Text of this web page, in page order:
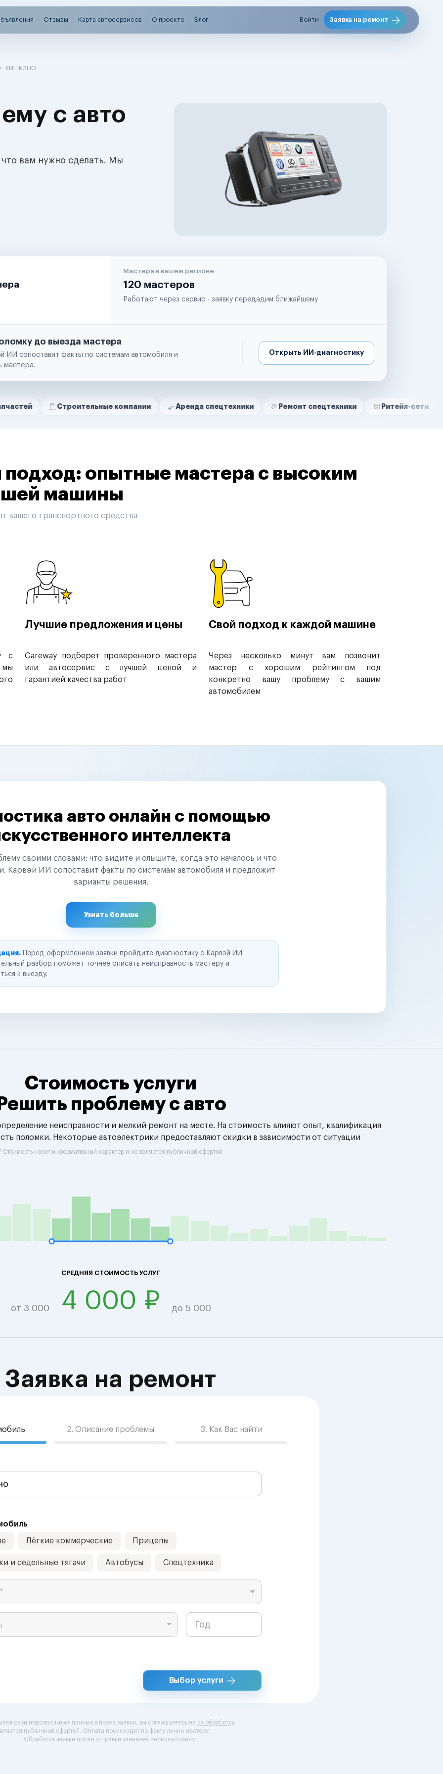
Отзывы Карта автосервисов О проекте Блог Войти Заявка на ремонт
КИШКИНО
с авто
вам нужно сделать. Мы
Мастера в вашем регионе
120 мастеров
Работают через сервис - заявку передадим ближайшему
до выезда мастера
ИИ сопоставит факты по системам автомобиля и
мастера.
Открыть ИИ-диагностику
Строительные компании Аренда спецтехники Ремонт спецтехники Ритейл-сети
опытные мастера с высоким
машины
вашего транспортного средства
с
мы
Лучшие предложения и цены
Careway подберет проверенного мастера
или автосервис с лучшей ценой и
гарантией качества работ
Свой подход к каждой машине
Через несколько минут вам позвонит
мастер с хорошим рейтингом под
конкретно вашу проблему с вашим
автомобилем
авто онлайн с помощью
интеллекта
своими словами: что видите и слышите, когда это началось и что
Карвэй ИИ сопоставит факты по системам автомобиля и предложит
варианты решения.
Узнать больше
Перед оформлением заявки пройдите диагностику с Карвэй ИИ:
разбор поможет точнее описать неисправность мастеру и
к выезду.
Стоимость услуги
Решить проблему с авто
неисправности и мелкий ремонт на месте. На стоимость влияют опыт, квалификация
поломки. Некоторые автоэлектрики предоставляют скидки в зависимости от ситуации
Стоимость носит информативный характер и не является публичной офертой
СРЕДНЯЯ СТОИМОСТЬ УСЛУГ
от 3 000 4 000 ₽ до 5 000
Заявка на ремонт
2. Описание проблемы 3. Как Вас найти
Лёгкие коммерческие Прицепы
и седельные тягачи Автобусы Спецтехника
Выбор услуги
свои персональные данные в полях заявки, вы соглашаетесь на их обработку.
публичной офертой. Оплата происходит по факту лично мастеру.
Обработка заявки после отправки занимает несколько минут.